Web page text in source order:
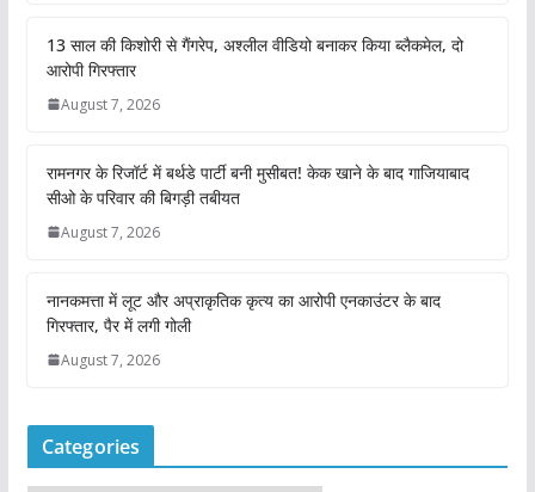
13 साल की किशोरी से गैंगरेप, अश्लील वीडियो बनाकर किया ब्लैकमेल, दो
आरोपी गिरफ्तार
August 7, 2026
रामनगर के रिजॉर्ट में बर्थडे पार्टी बनी मुसीबत! केक खाने के बाद गाजियाबाद
सीओ के परिवार की बिगड़ी तबीयत
August 7, 2026
नानकमत्ता में लूट और अप्राकृतिक कृत्य का आरोपी एनकाउंटर के बाद
गिरफ्तार, पैर में लगी गोली
August 7, 2026
Categories